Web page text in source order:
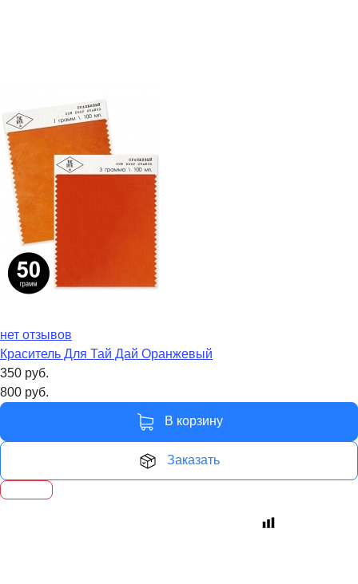
нет отзывов
Краситель Для Тай Дай Оранжевый
350 руб.
800 руб.
В корзину
Заказать